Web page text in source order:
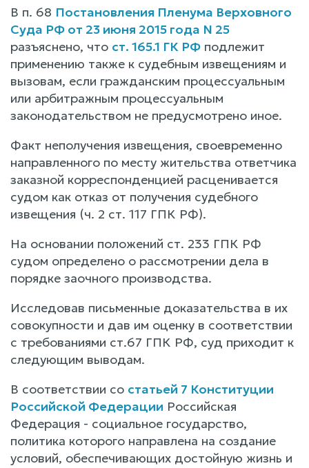
В п. 68 Постановления Пленума Верховного
Суда РФ от 23 июня 2015 года N 25
разъяснено, что ст. 165.1 ГК РФ подлежит
применению также к судебным извещениям и
вызовам, если гражданским процессуальным
или арбитражным процессуальным
законодательством не предусмотрено иное.
Факт неполучения извещения, своевременно
направленного по месту жительства ответчика
заказной корреспонденцией расценивается
судом как отказ от получения судебного
извещения (ч. 2 ст. 117 ГПК РФ).
На основании положений ст. 233 ГПК РФ
судом определено о рассмотрении дела в
порядке заочного производства.
Исследовав письменные доказательства в их
совокупности и дав им оценку в соответствии
с требованиями ст.67 ГПК РФ, суд приходит к
следующим выводам.
В соответствии со статьей 7 Конституции
Российской Федерации Российская
Федерация - социальное государство,
политика которого направлена на создание
условий, обеспечивающих достойную жизнь и